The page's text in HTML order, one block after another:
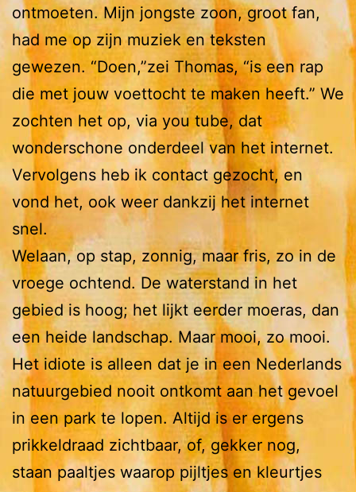
ontmoeten. Mijn jongste zoon, groot fan,
had me op zijn muziek en teksten
gewezen. “Doen,”zei Thomas, “is een rap
die met jouw voettocht te maken heeft.” We
zochten het op, via you tube, dat
wonderschone onderdeel van het internet.
Vervolgens heb ik contact gezocht, en
vond het, ook weer dankzij het internet
snel.
Welaan, op stap, zonnig, maar fris, zo in de
vroege ochtend. De waterstand in het
gebied is hoog; het lijkt eerder moeras, dan
een heide landschap. Maar mooi, zo mooi.
Het idiote is alleen dat je in een Nederlands
natuurgebied nooit ontkomt aan het gevoel
in een park te lopen. Altijd is er ergens
prikkeldraad zichtbaar, of, gekker nog,
staan paaltjes waarop pijltjes en kleurtjes